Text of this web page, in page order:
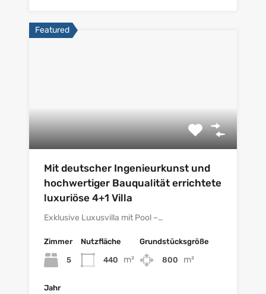
Featured
Mit deutscher Ingenieurkunst und
hochwertiger Bauqualität errichtete
luxuriöse 4+1 Villa
Exklusive Luxusvilla mit Pool –…
Zimmer
5
Nutzfläche
440 m²
Grundstücksgröße
800 m²
Jahr